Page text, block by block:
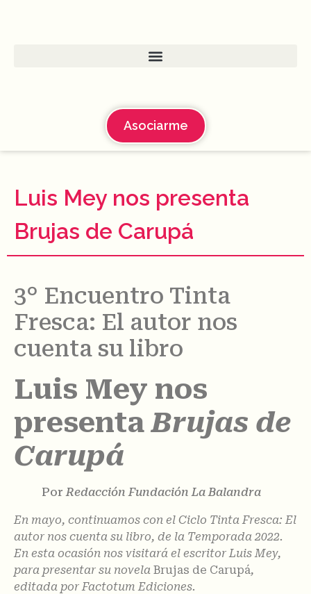
Asociarme
Luis Mey nos presenta
Brujas de Carupá
3° Encuentro Tinta
Fresca: El autor nos
cuenta su libro
Luis Mey nos
presentaBrujas de
Carupá
PorRedacción Fundación La Balandra
En mayo, continuamos con el Ciclo Tinta Fresca: El
autor nos cuenta su libro, de la Temporada 2022.
En esta ocasión nos visitará el escritor Luis Mey,
para presentar su novela Brujas de Carupá,
editada por Factotum Ediciones.